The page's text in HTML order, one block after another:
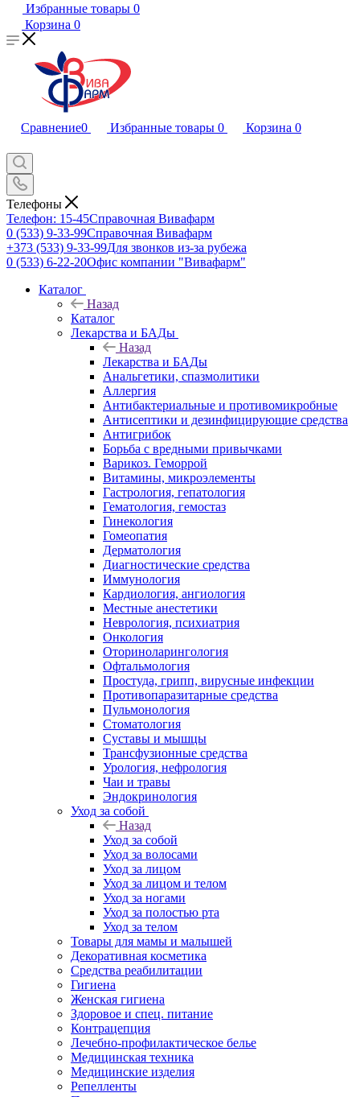
Избранные товары 0
Корзина 0
Сравнение0 Избранные товары 0 Корзина 0
Телефоны
Телефон: 15-45Справочная Вивафарм
0 (533) 9-33-99Справочная Вивафарм
+373 (533) 9-33-99Для звонков из-за рубежа
0 (533) 6-22-20Офис компании "Вивафарм"
Каталог
Назад
Каталог
Лекарства и БАДы
Назад
Лекарства и БАДы
Анальгетики, спазмолитики
Аллергия
Антибактериальные и противомикробные
Антисептики и дезинфицирующие средства
Антигрибок
Борьба с вредными привычками
Варикоз. Геморрой
Витамины, микроэлементы
Гастрология, гепатология
Гематология, гемостаз
Гинекология
Гомеопатия
Дерматология
Диагностические средства
Иммунология
Кардиология, ангиология
Местные анестетики
Неврология, психиатрия
Онкология
Оториноларингология
Офтальмология
Простуда, грипп, вирусные инфекции
Противопаразитарные средства
Пульмонология
Стоматология
Суставы и мышцы
Трансфузионные средства
Урология, нефрология
Чаи и травы
Эндокринология
Уход за собой
Назад
Уход за собой
Уход за волосами
Уход за лицом
Уход за лицом и телом
Уход за ногами
Уход за полостью рта
Уход за телом
Товары для мамы и малышей
Декоративная косметика
Средства реабилитации
Гигиена
Женская гигиена
Здоровое и спец. питание
Контрацепция
Лечебно-профилактическое белье
Медицинская техника
Медицинские изделия
Репелленты